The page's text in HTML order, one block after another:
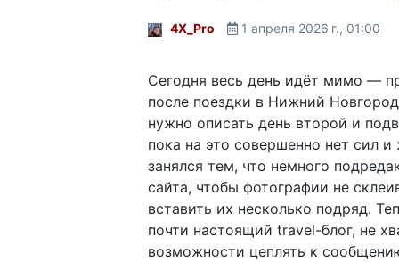
4X_Pro 1 апреля 2026 г., 01:00
Сегодня весь день идёт мимо —
после поездки в Нижний
нужно описать день второй и
пока на это совершенно нет сил
занялся тем, что немного
сайта, чтобы фотографии не
вставить их несколько подряд.
почти настоящий travel-блог, не
возможности цеплять к